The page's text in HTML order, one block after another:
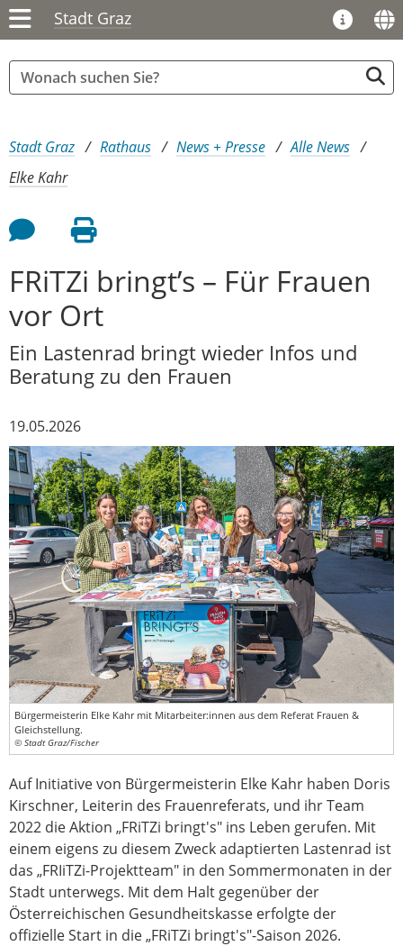
Stadt Graz
Sie sind hier:
Stadt Graz Rathaus News + Presse
Alle News
Elke Kahr
Feedback an Autor
Seite drucken
FRiTZi bringt’s – Für Frauen
vor Ort
Ein Lastenrad bringt wieder Infos und
Beratung zu den Frauen
19.05.2026
Bürgermeisterin Elke Kahr mit Mitarbeiter:innen aus dem Referat Frauen &
Gleichstellung.
© Stadt Graz/Fischer
Auf Initiative von Bürgermeisterin Elke Kahr haben Doris
Kirschner, Leiterin des Frauenreferats, und ihr Team
2022 die Aktion „FRiTZi bringt's" ins Leben gerufen. Mit
einem eigens zu diesem Zweck adaptierten Lastenrad ist
das „FRIiTZi-Projektteam" in den Sommermonaten in der
Stadt unterwegs. Mit dem Halt gegenüber der
Österreichischen Gesundheitskasse erfolgte der
offizielle Start in die „FRiTZi bringt's"-Saison 2026.